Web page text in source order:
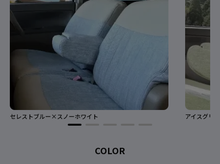
セレストブルー×スノーホワイト アイスグリ
COLOR